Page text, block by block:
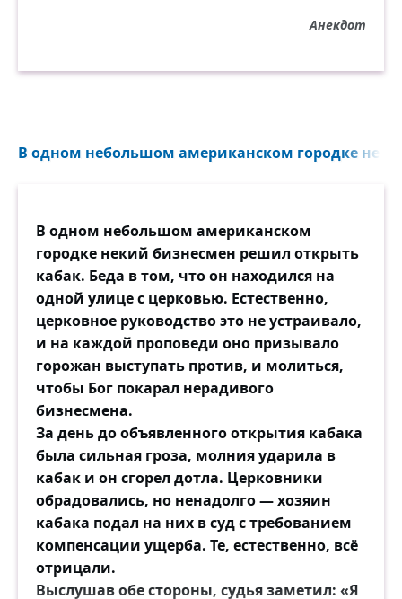
Анекдот
В одном небольшом американском городке
В одном небольшом американском
городке некий бизнесмен решил открыть
кабак. Беда в том, что он находился на
одной улице с церковью. Естественно,
церковное руководство это не устраивало,
и на каждой проповеди оно призывало
горожан выступать против, и молиться,
чтобы Бог покарал нерадивого
бизнесмена.
За день до объявленного открытия кабака
была сильная гроза, молния ударила в
кабак и он сгорел дотла. Церковники
обрадовались, но ненадолго — хозяин
кабака подал на них в суд с требованием
компенсации ущерба. Те, естественно, всё
отрицали.
Выслушав обе стороны, судья заметил: «Я